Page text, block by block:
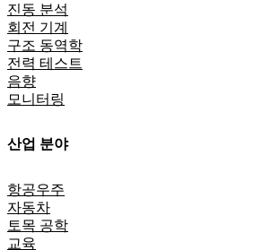
진동 분석
회전 기계
구조 동역학
전력 테스트
음향
모니터링
산업 분야
항공우주
자동차
토목 공학
교육